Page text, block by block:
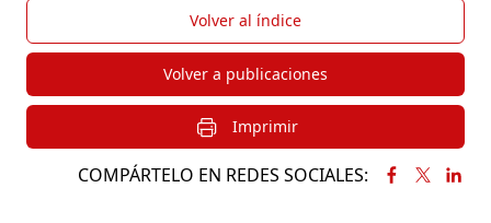
Volver al índice
Volver a publicaciones
Imprimir
COMPÁRTELO EN REDES SOCIALES: